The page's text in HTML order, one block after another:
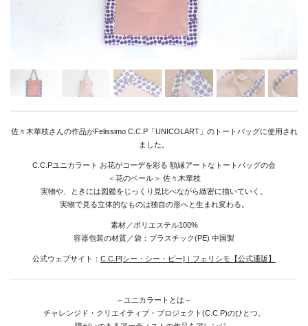
Goods
Access
Facebook
Instagram
Youtube
online-shop
art center syu
佐々木華枝さんの作品がFelissimo C.C.P「UNICOLART」のトートバッグに使用され
ました。
C.C.Pユニカラート お花がコーデを彩る 額縁アートなトートバッグの会
＜花のベール＞ 佐々木華枝
実物や、ときには図鑑をじっくり見比べながら緻密に描いていく。
実物で見る立体的なものは独自の形へと生まれ変わる。
素材／ポリエステル100%
容器包装の材質／袋：プラスチック(PE) 中国製
公式ウェブサイト： C.C.P[シー・シー・ピー]｜フェリシモ【公式通販】
～ユニカラートとは～
チャレンジド・クリエイティブ・プロジェクト(C.C.P)のひとつ。